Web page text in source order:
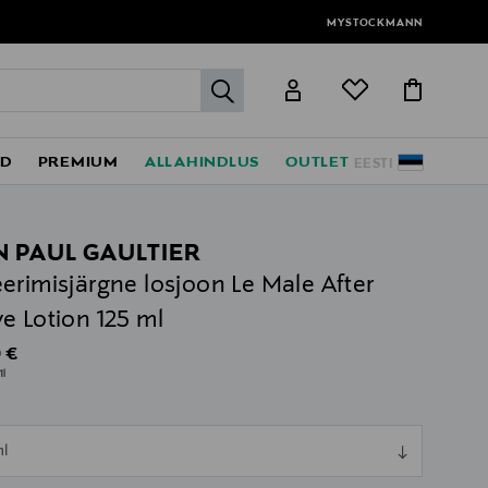
MYSTOCKMANN
label.header.go
EESTI
PREMIUM ALLAHINDLUS OUTLET
PAUL GAULTIER
losjoon Le Male After
Lotion 125 ml
Price
€
null